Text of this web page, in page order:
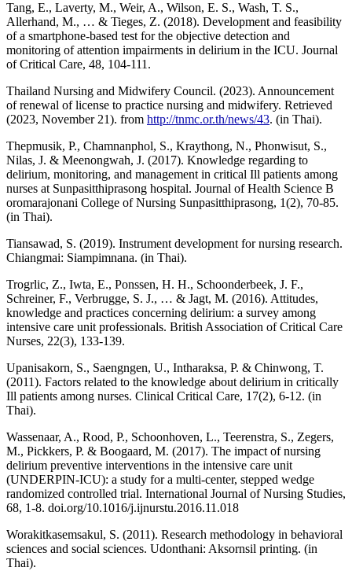
Tang, E., Laverty, M., Weir, A., Wilson, E. S., Wash, T. S.,
Allerhand, M., … & Tieges, Z. (2018). Development and feasibility
of a smartphone-based test for the objective detection and
monitoring of attention impairments in delirium in the ICU. Journal
of Critical Care, 48, 104-111.
Thailand Nursing and Midwifery Council. (2023). Announcement
of renewal of license to practice nursing and midwifery. Retrieved
(2023, November 21). from http://tnmc.or.th/news/43. (in Thai).
Thepmusik, P., Chamnanphol, S., Kraythong, N., Phonwisut, S.,
Nilas, J. & Meenongwah, J. (2017). Knowledge regarding to
delirium, monitoring, and management in critical Ill patients among
nurses at Sunpasitthiprasong hospital. Journal of Health Science B
oromarajonani College of Nursing Sunpasitthiprasong, 1(2), 70-85.
(in Thai).
Tiansawad, S. (2019). Instrument development for nursing research.
Chiangmai: Siampimnana. (in Thai).
Trogrlic, Z., Iwta, E., Ponssen, H. H., Schoonderbeek, J. F.,
Schreiner, F., Verbrugge, S. J., … & Jagt, M. (2016). Attitudes,
knowledge and practices concerning delirium: a survey among
intensive care unit professionals. British Association of Critical Care
Nurses, 22(3), 133-139.
Upanisakorn, S., Saengngen, U., Intharaksa, P. & Chinwong, T.
(2011). Factors related to the knowledge about delirium in critically
Ill patients among nurses. Clinical Critical Care, 17(2), 6-12. (in
Thai).
Wassenaar, A., Rood, P., Schoonhoven, L., Teerenstra, S., Zegers,
M., Pickkers, P. & Boogaard, M. (2017). The impact of nursing
delirium preventive interventions in the intensive care unit
(UNDERPIN-ICU): a study for a multi-center, stepped wedge
randomized controlled trial. International Journal of Nursing Studies,
68, 1-8. doi.org/10.1016/j.ijnurstu.2016.11.018
Worakitkasemsakul, S. (2011). Research methodology in behavioral
sciences and social sciences. Udonthani: Aksornsil printing. (in
Thai).